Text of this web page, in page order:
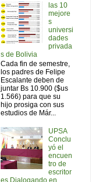
las 10
mejore
s
universi
dades
privada
s de Bolivia
Cada fin de semestre,
los padres de Felipe
Escalante deben de
juntar Bs 10.900 ($us
1.566) para que su
hijo prosiga con sus
estudios de Már...
UPSA
Conclu
yó el
encuen
tro de
escritor
es Dialogando en